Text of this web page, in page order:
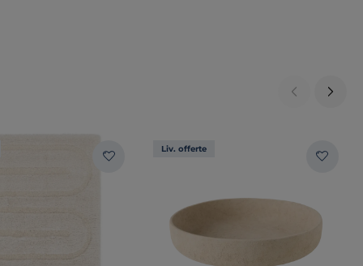
Liv. offerte